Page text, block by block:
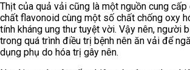
Thịt của quả vải cũng là một nguồn cung
chất flavonoid cùng một số chất chống oxy
tính kháng ung thư tuyệt vời. Vậy nên, người
trong quá trình điều trị bệnh nên ăn vải để
dụng phụ do hóa trị gây nên.